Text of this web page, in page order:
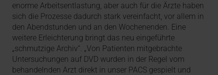
enorme Arbeitsentlastung, aber auch für die Ärzte haben
sich die Prozesse dadurch stark vereinfacht, vor allem in
den Abendstunden und an den Wochenenden. Eine
weitere Erleichterung bringt das neu eingeführte
„schmutzige Archiv“. „Von Patienten mitgebrachte
Untersuchungen auf DVD wurden in der Regel vom
behandelnden Arzt direkt in unser PACS gespielt und